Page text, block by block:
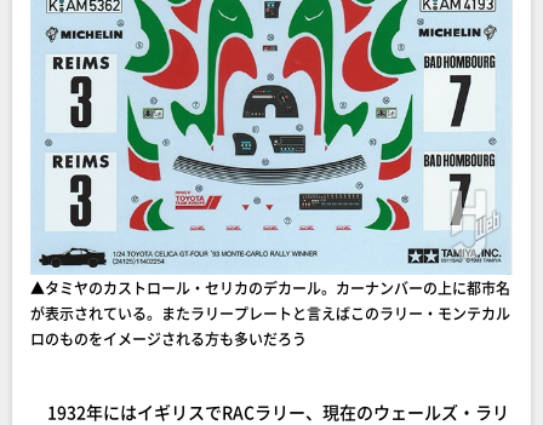
▲タミヤのカストロール・セリカのデカール。カーナンバーの上に都市名
が表示されている。またラリープレートと言えばこのラリー・モンテカル
ロのものをイメージされる方も多いだろう
1932年にはイギリスでRACラリー、現在のウェールズ・ラリ